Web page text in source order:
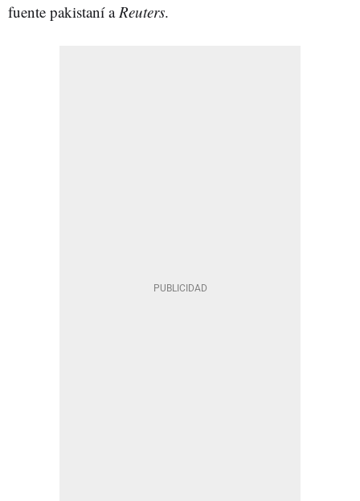
fuente pakistaní a Reuters.